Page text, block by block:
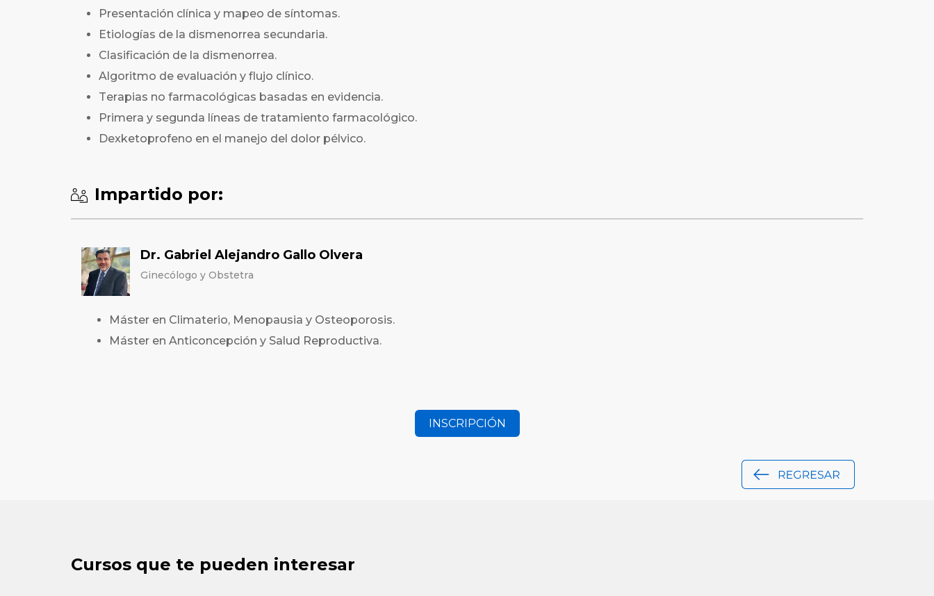
Presentación clínica y mapeo de síntomas.
Etiologías de la dismenorrea secundaria.
Clasificación de la dismenorrea.
Algoritmo de evaluación y flujo clínico.
Terapias no farmacológicas basadas en evidencia.
Primera y segunda líneas de tratamiento farmacológico.
Dexketoprofeno en el manejo del dolor pélvico.
Impartido por:
Dr. Gabriel Alejandro Gallo Olvera
Ginecólogo y Obstetra
Máster en Climaterio, Menopausia y Osteoporosis.
Máster en Anticoncepción y Salud Reproductiva.
INSCRIPCIÓN
Cursos que te pueden interesar